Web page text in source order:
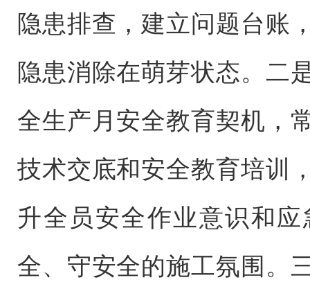
隐患排查，建立问题台账
隐患消除在萌芽状态。二
全生产月安全教育契机，
技术交底和安全教育培训
升全员安全作业意识和
全、守安全的施工氛围。